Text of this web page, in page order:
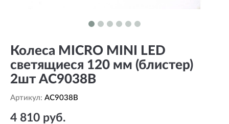
Колеса MICRO MINI LED
светящиеся 120 мм (блистер)
2шт AC9038B
Артикул: AC9038B
4 810 руб.